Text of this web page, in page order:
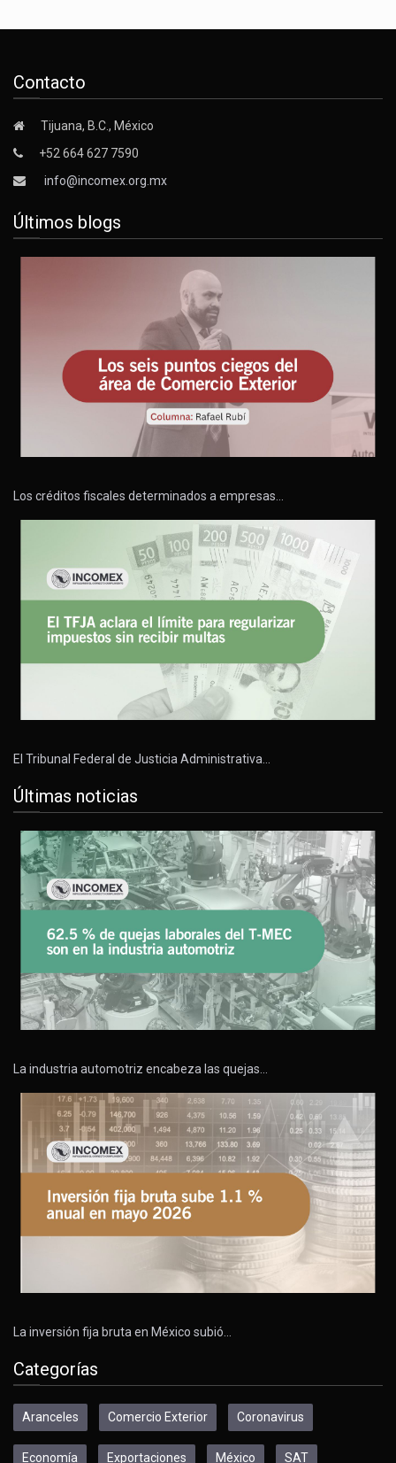
Contacto
Tijuana, B.C., México
+52 664 627 7590
info@incomex.org.mx
Últimos blogs
Los créditos fiscales determinados a empresas…
El Tribunal Federal de Justicia Administrativa…
Últimas noticias
La industria automotriz encabeza las quejas…
La inversión fija bruta en México subió…
Categorías
Aranceles Comercio Exterior Coronavirus
Economía Exportaciones México SAT